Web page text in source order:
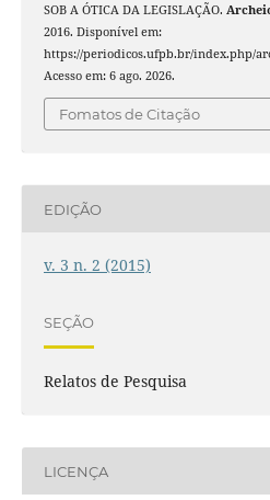
SOB A ÓTICA DA LEGISLAÇÃO.
2016. Disponível em:
https://periodicos.ufpb.br/index.php/
Acesso em: 6 ago. 2026.
Fomatos de Citação
EDIÇÃO
v. 3 n. 2 (2015)
SEÇÃO
Relatos de Pesquisa
LICENÇA